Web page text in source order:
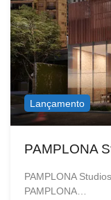
Lançamento
PAMPLONA
PAMPLONA
PAMPLONA…